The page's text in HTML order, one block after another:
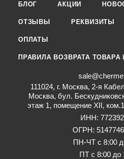
БЛОГ АКЦИИ
ОТЗЫВЫ РЕКВИЗИТЫ
ОПЛАТЫ
ПРАВИЛА ВОЗВРАТА ТОВАРА
111024, г. Москва, 2-я
Москва, бул.
этаж 1, помещение XII,
ИНН:
ОГРН:
ПН-ЧТ с 8:00
ПТ с 8:00 до